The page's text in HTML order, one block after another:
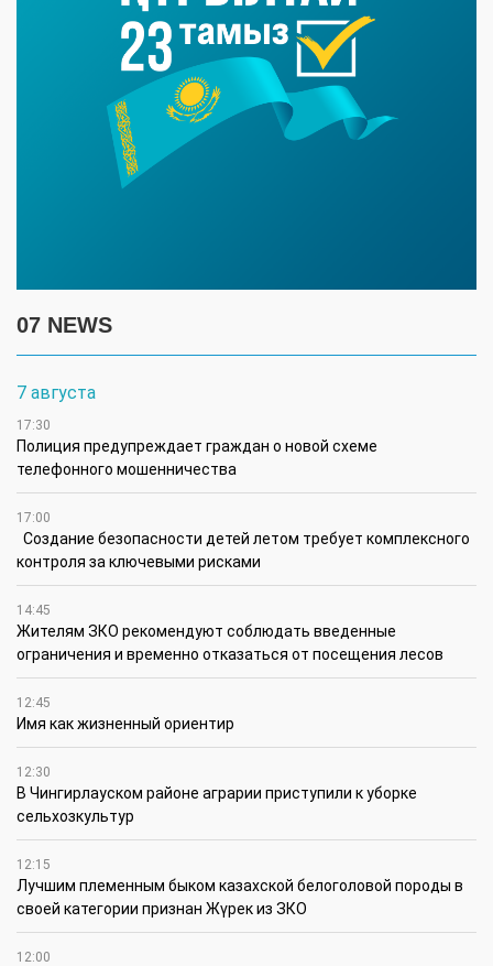
07 NEWS
7 августа
17:30
Полиция предупреждает граждан о новой схеме
телефонного мошенничества
17:00
Создание безопасности детей летом требует комплексного
контроля за ключевыми рисками
14:45
Жителям ЗКО рекомендуют соблюдать введенные
ограничения и временно отказаться от посещения лесов
12:45
Имя как жизненный ориентир
12:30
В Чингирлауском районе аграрии приступили к уборке
сельхозкультур
12:15
Лучшим племенным быком казахской белоголовой породы в
своей категории признан Жүрек из ЗКО
12:00